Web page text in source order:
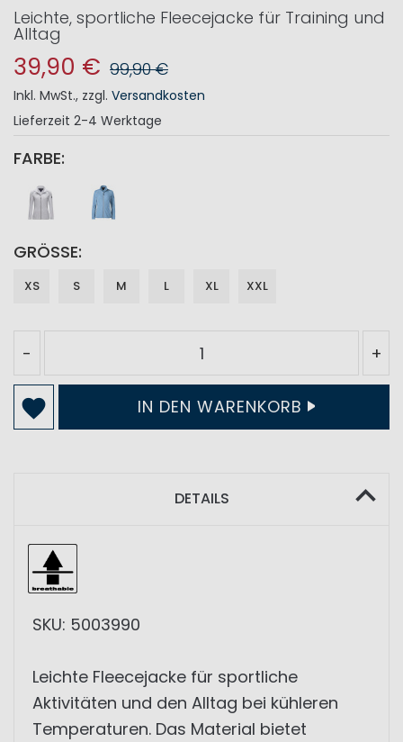
Leichte, sportliche Fleecejacke für Training und
Alltag
39,90 € 99,90 €
Inkl. MwSt., zzgl. Versandkosten
Lieferzeit 2-4 Werktage
FARBE
GRÖSSE
XS S M L XL XXL
- +
IN DEN WARENKORB
DETAILS
SKU: 5003990
Leichte Fleecejacke für sportliche
Aktivitäten und den Alltag bei kühleren
Temperaturen. Das Material bietet